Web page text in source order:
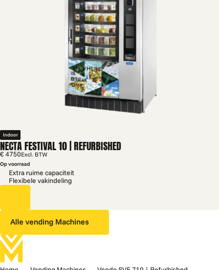
Indoor
NECTA FESTIVAL 10 | REFURBISHED
€ 4750Excl. BTW
Op voorraad
Extra ruime capaciteit
Flexibele vakindeling
Alle vending Machines